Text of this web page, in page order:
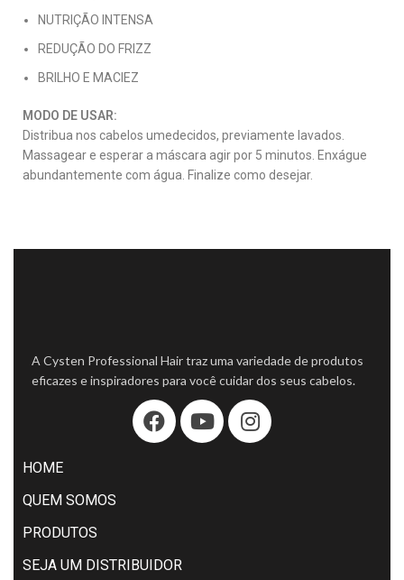
NUTRIÇÃO INTENSA
REDUÇÃO DO FRIZZ
BRILHO E MACIEZ
MODO DE USAR:
Distribua nos cabelos umedecidos, previamente lavados.
Massagear e esperar a máscara agir por 5 minutos. Enxágue
abundantemente com água. Finalize como desejar.
A Cysten Professional Hair traz uma variedade de produtos
eficazes e inspiradores para você cuidar dos seus cabelos.
HOME
QUEM SOMOS
PRODUTOS
SEJA UM DISTRIBUIDOR